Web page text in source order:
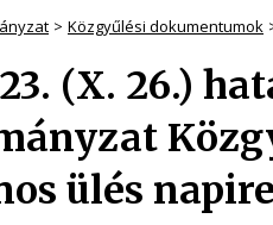
Közgyűlési dokumentumok
(X. 26.)
ülés